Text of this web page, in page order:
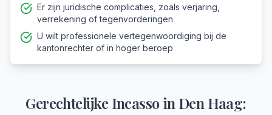
Er zijn juridische complicaties, zoals verjaring,
verrekening of tegenvorderingen
U wilt professionele vertegenwoordiging bij de
kantonrechter of in hoger beroep
Gerechtelijke Incassoin Den Haag: